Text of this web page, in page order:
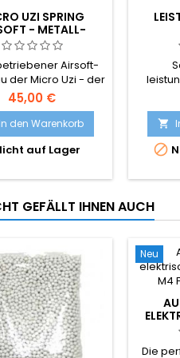
UZI SPRING
- METALL-
KOREANISCHE
IKONISCHE
SMG
Airsoft-
der Micro Uzi - der
israelischen
Maschinenpistole.
hergestellt für
höhere
mit
Metall-Abzug
Magazin mit 175
580 g.
45,00 €
In den Warenkorb
auf Lager
SPR™,


GEFÄLLT IHNEN AUCH
Neu
Die